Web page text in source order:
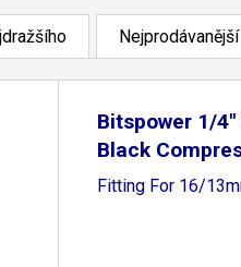
Nejprodávanější
Bitspower 1/
Black
Fitting For 16/